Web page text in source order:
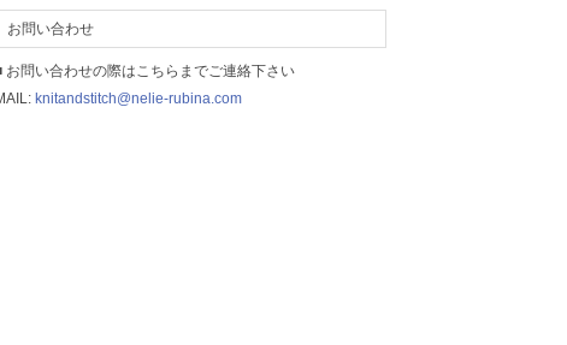
お問い合わせ
お問い合わせの際はこちらまでご連絡下さい
knitandstitch@nelie-rubina.com